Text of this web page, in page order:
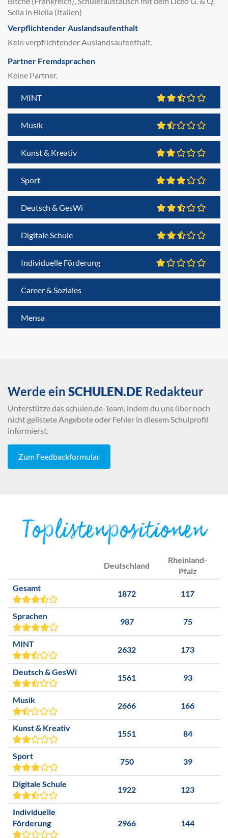
Sella in Biella (Italien)
Verpflichtender Auslandsaufenthalt
Kein verpflichtender Auslandsaufenthalt.
Partner Fremdsprachen
Keine Partner.
MINT
Musik
Kunst & Kreativ
Sport
Deutsch & GesWi
Digitale Schule
Individuelle Förderung
Career & Soziales
Mensa
Werde ein SCHULEN.DE Redakteur
Unterstütze das schulen.de-Team, indem du uns über noch
nicht gelistete Angebote oder Fehler in diesem Schulprofil
informierst.
Zum Feedbackformular
Toplistenpositionen
Deutschland
Rheinland-
Pfalz
Gesamt
1872 117
Sprachen
987 75
MINT
2632 173
Deutsch & GesWi
1561 93
Musik
2666 166
Kunst & Kreativ
1551 84
Sport
750 39
Digitale Schule
1922 123
Individuelle
Förderung
2966 144